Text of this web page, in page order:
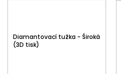
Diamantovací tužka - Široká
(3D tisk)